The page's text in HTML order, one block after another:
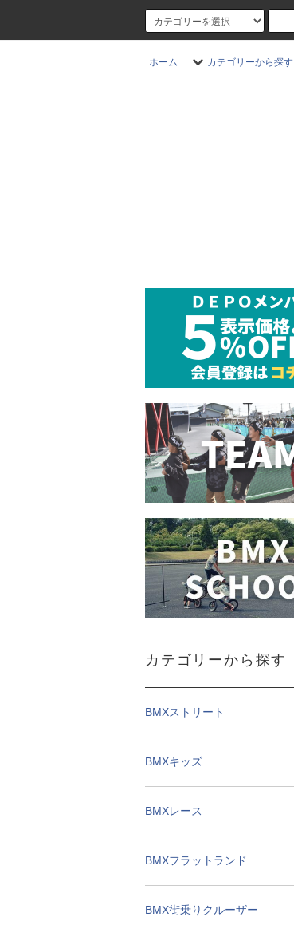
ホーム カテゴリーから探す
カテゴリーから探す
BMXストリート
BMXキッズ
BMXレース
BMXフラットランド
BMX街乗りクルーザー